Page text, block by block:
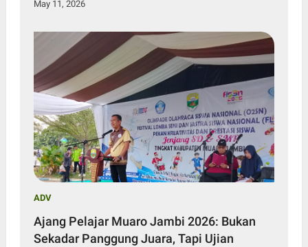
May 11, 2026
ADV
Ajang Pelajar Muaro Jambi 2026: Bukan
Sekadar Panggung Juara, Tapi Ujian